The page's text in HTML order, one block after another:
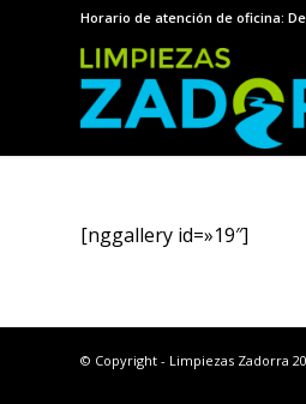
Horario de atención de oficina: De
[nggallery id=»19″]
© Copyright - Limpiezas Zadorra